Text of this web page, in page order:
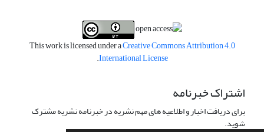
This work is licensed under aCreative Commons Attribution 4.0
International License
.
اشتراک خبرنامه
برای دریافت اخبار و اطلاعیه های مهم نشریه در خبرنامه نشریه مشترک
شوید.